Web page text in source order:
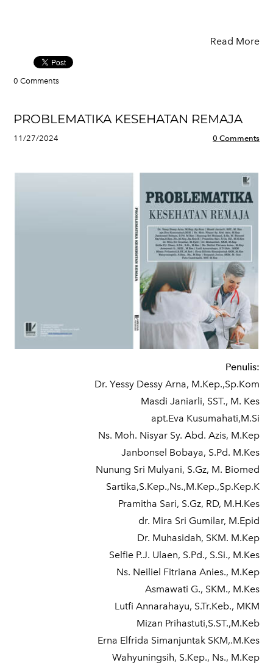
Read More
0 Comments
PROBLEMATIKA KESEHATAN REMAJA
11/27/2024 0 Comments
Penulis:
Dr. Yessy Dessy Arna, M.Kep.,Sp.Kom
Masdi Janiarli, SST., M. Kes
apt.Eva Kusumahati,M.Si
Ns. Moh. Nisyar Sy. Abd. Azis, M.Kep
Janbonsel Bobaya, S.Pd. M.Kes
Nunung Sri Mulyani, S.Gz, M. Biomed
Sartika,S.Kep.,Ns.,M.Kep.,Sp.Kep.K
Pramitha Sari, S.Gz, RD, M.H.Kes
dr. Mira Sri Gumilar, M.Epid
Dr. Muhasidah, SKM. M.Kep
Selfie P.J. Ulaen, S.Pd., S.Si., M.Kes
Ns. Neiliel Fitriana Anies., M.Kep
Asmawati G., SKM., M.Kes
Lutfi Annarahayu, S.Tr.Keb., MKM
Mizan Prihastuti,S.ST.,M.Keb
Erna Elfrida Simanjuntak SKM,.M.Kes
Wahyuningsih, S.Kep., Ns., M.Kep